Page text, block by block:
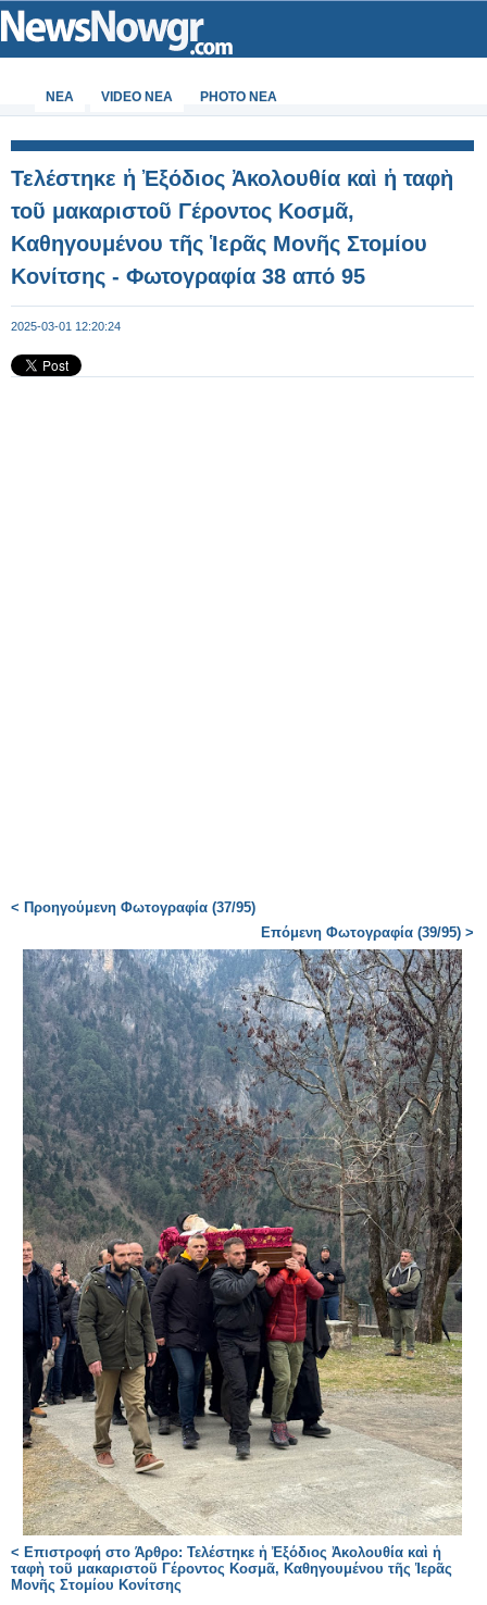
ΝΕΑ VIDEO NEA PHOTO NEA
Τελέστηκε ἡ Ἐξόδιος Ἀκολουθία καὶ ἡ ταφὴ
τοῦ μακαριστοῦ Γέροντος Κοσμᾶ,
Καθηγουμένου τῆς Ἱερᾶς Μονῆς Στομίου
Κονίτσης - Φωτογραφία 38 από 95
2025-03-01 12:20:24
< Προηγούμενη Φωτογραφία (37/95)
Επόμενη Φωτογραφία (39/95) >
< Επιστροφή στο Άρθρο: Τελέστηκε ἡ Ἐξόδιος Ἀκολουθία καὶ ἡ
ταφὴ τοῦ μακαριστοῦ Γέροντος Κοσμᾶ, Καθηγουμένου τῆς Ἱερᾶς
Μονῆς Στομίου Κονίτσης